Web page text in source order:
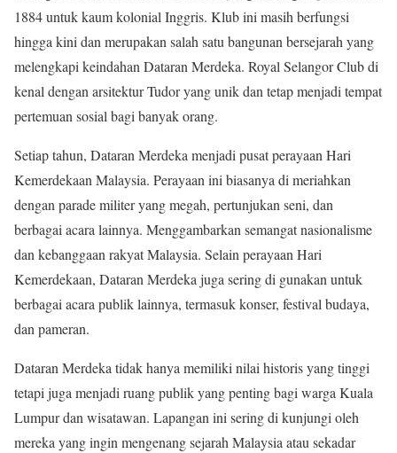
1884 untuk kaum kolonial Inggris. Klub ini masih berfungsi
hingga kini dan merupakan salah satu bangunan bersejarah yang
melengkapi keindahan Dataran Merdeka. Royal Selangor Club di
kenal dengan arsitektur Tudor yang unik dan tetap menjadi tempat
pertemuan sosial bagi banyak orang.
Setiap tahun, Dataran Merdeka menjadi pusat perayaan Hari
Kemerdekaan Malaysia. Perayaan ini biasanya di meriahkan
dengan parade militer yang megah, pertunjukan seni, dan
berbagai acara lainnya. Menggambarkan semangat nasionalisme
dan kebanggaan rakyat Malaysia. Selain perayaan Hari
Kemerdekaan, Dataran Merdeka juga sering di gunakan untuk
berbagai acara publik lainnya, termasuk konser, festival budaya,
dan pameran.
Dataran Merdeka tidak hanya memiliki nilai historis yang tinggi
tetapi juga menjadi ruang publik yang penting bagi warga Kuala
Lumpur dan wisatawan. Lapangan ini sering di kunjungi oleh
mereka yang ingin mengenang sejarah Malaysia atau sekadar